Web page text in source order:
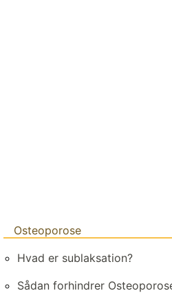
Osteoporose
Hvad er sublaksation?
Sådan forhindrer